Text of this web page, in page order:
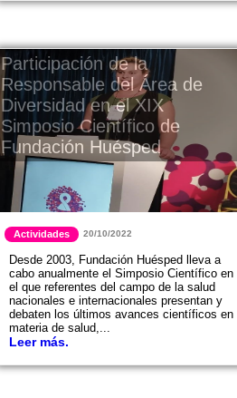
Participación de la
Responsable del Área de
Diversidad en el XIX
Simposio Científico de
Fundación Huésped
Actividades 20/10/2022
Desde 2003, Fundación Huésped lleva a
cabo anualmente el Simposio Científico en
el que referentes del campo de la salud
nacionales e internacionales presentan y
debaten los últimos avances científicos en
materia de salud,...
Leer más.